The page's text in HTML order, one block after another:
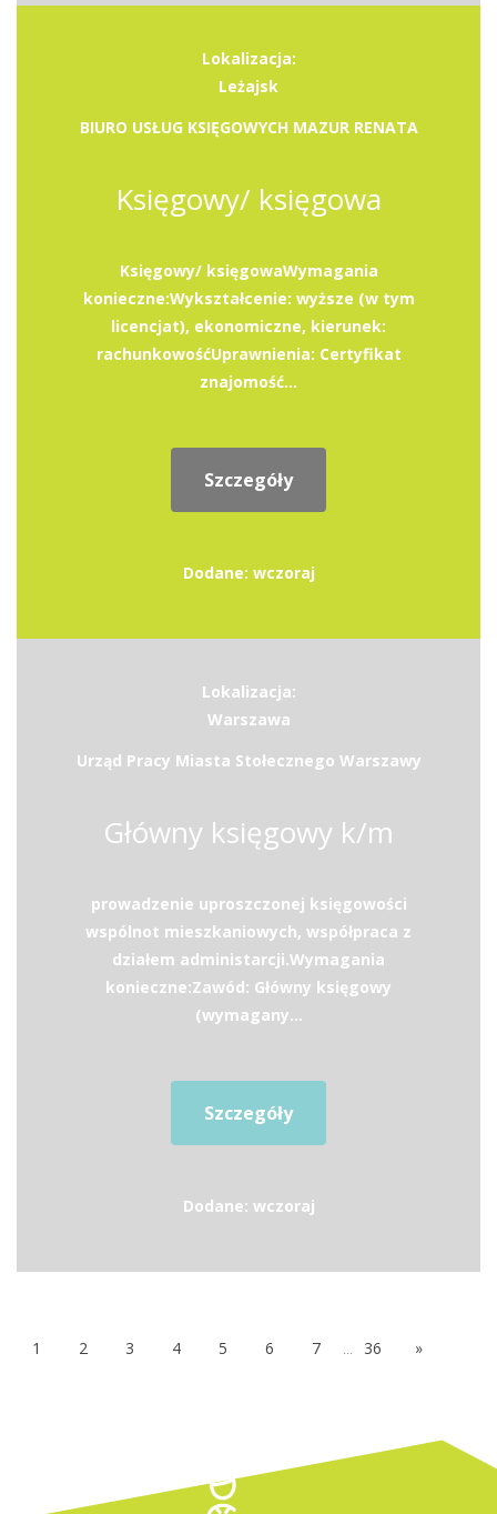
Lokalizacja:
Leżajsk
BIURO USŁUG KSIĘGOWYCH MAZUR RENATA
Księgowy/ księgowa
Księgowy/ księgowaWymagania
konieczne:Wykształcenie: wyższe (w tym
licencjat), ekonomiczne, kierunek:
rachunkowośćUprawnienia: Certyfikat
znajomość...
Szczegóły
Dodane: wczoraj
Lokalizacja:
Warszawa
Urząd Pracy Miasta Stołecznego Warszawy
Główny księgowy k/m
prowadzenie uproszczonej księgowości
wspólnot mieszkaniowych, współpraca z
działem administarcji.Wymagania
konieczne:Zawód: Główny księgowy
(wymagany...
Szczegóły
Dodane: wczoraj
1 2 3 4 5 6 7 ... 36 »